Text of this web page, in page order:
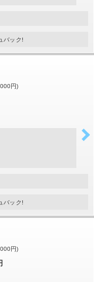
バック!
円)
バック!
円)